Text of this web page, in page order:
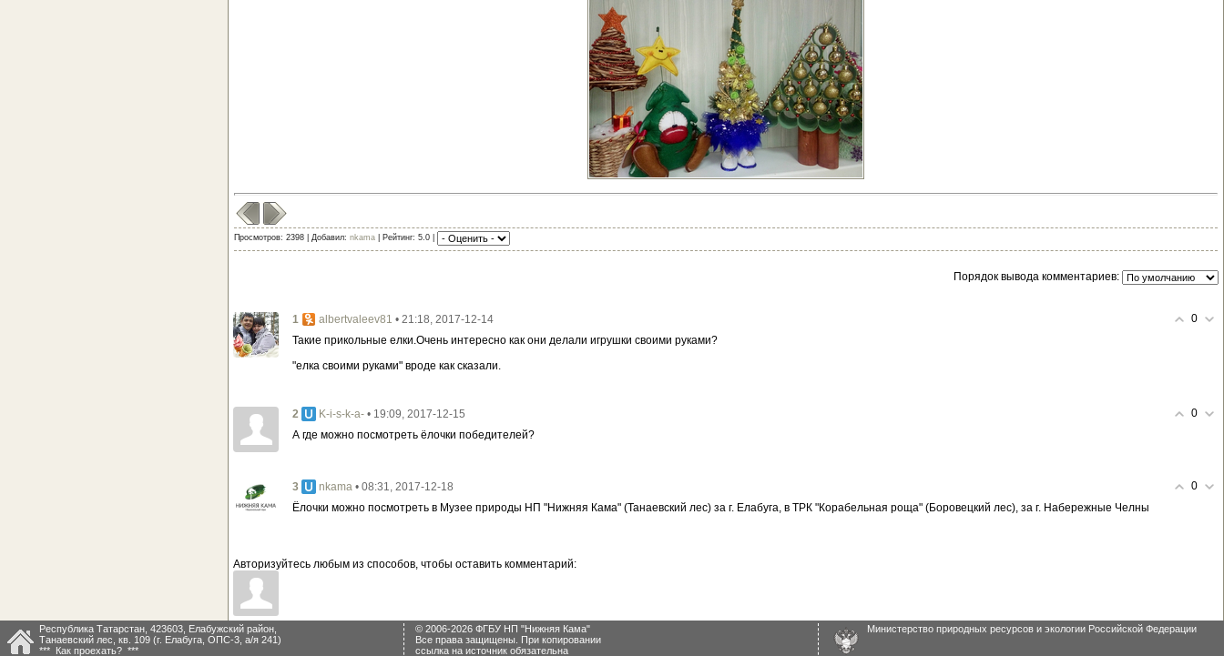
Просмотров: 2398 | Добавил: nkama | Рейтинг: 5.0 |
Порядок вывода комментариев:
0
1 albertvaleev81 • 21:18, 2017-12-14
Такие прикольные елки.Очень интересно как они делали игрушки своими руками?
"елка своими руками" вроде как сказали.
0
2 K-i-s-k-a- • 19:09, 2017-12-15
А где можно посмотреть ёлочки победителей?
0
3 nkama • 08:31, 2017-12-18
Ёлочки можно посмотреть в Музее природы НП "Нижняя Кама" (Танаевский лес) за г. Елабуга, в ТРК "Корабельная роща" (Боровецкий лес), за г. Набережные Челны
Авторизуйтесь любым из способов, чтобы оставить комментарий:
Республика Татарстан, 423603, Елабужский район,
Танаевский лес, кв. 109 (г. Елабуга, ОПС-3, а/я 241)
*** Как проехать? ***
© 2006-2026 ФГБУ НП "Нижняя Кама"
Все права защищены. При копировании
ссылка на источник обязательна
Министерство природных ресурсов и экологии Российской Федерации